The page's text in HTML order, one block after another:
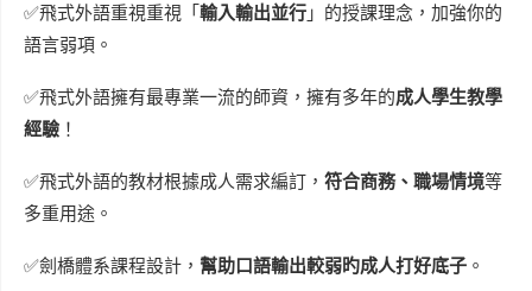
✅飛式外語重視重視「 輸入輸出並行 」的授課理念，加強你的
語言弱項。
✅飛式外語擁有最專業一流的師資，擁有多年的成人學生教學
經驗 ！
✅飛式外語的教材根據成人需求編訂， 符合商務、職場情境等
多重用途。
✅劍橋體系課程設計， 幫助口語輸出較弱旳成人打好底子 。